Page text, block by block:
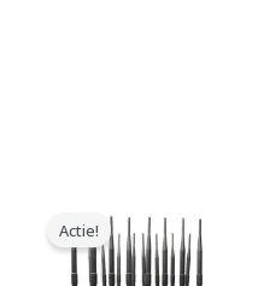
Actie!
prijs
was:
$2,399.00.
prijs
is: